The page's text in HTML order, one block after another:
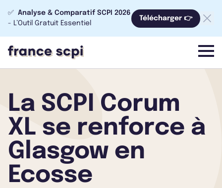
✅ Analyse & Comparatif SCPI 2026
- L’Outil Gratuit Essentiel
Télécharger 👉
menu
La SCPI Corum
XL se renforce à
Glasgow en
Ecosse